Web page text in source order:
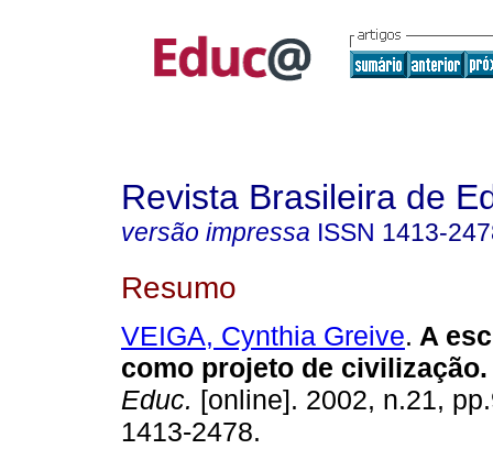
Revista Brasileira de
versão impressa ISSN 1413-
Resumo
VEIGA, Cynthia Greive. A
como projeto de civilização.
Educ. [online]. 2002, n.21,
1413-2478.